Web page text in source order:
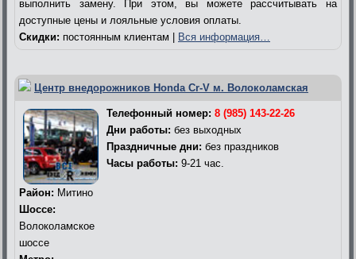
выполнить замену. При этом, вы можете рассчитывать на
доступные цены и лояльные условия оплаты.
Скидки: постоянным клиентам | Вся информация…
Центр внедорожников Honda Cr-V м. Волоколамская
Телефонный номер: 8 (985) 143-22-26
Дни работы: без выходных
Праздничные дни: без праздников
Часы работы: 9-21 час.
Район: Митино
Шоссе:
Волоколамское
шоссе